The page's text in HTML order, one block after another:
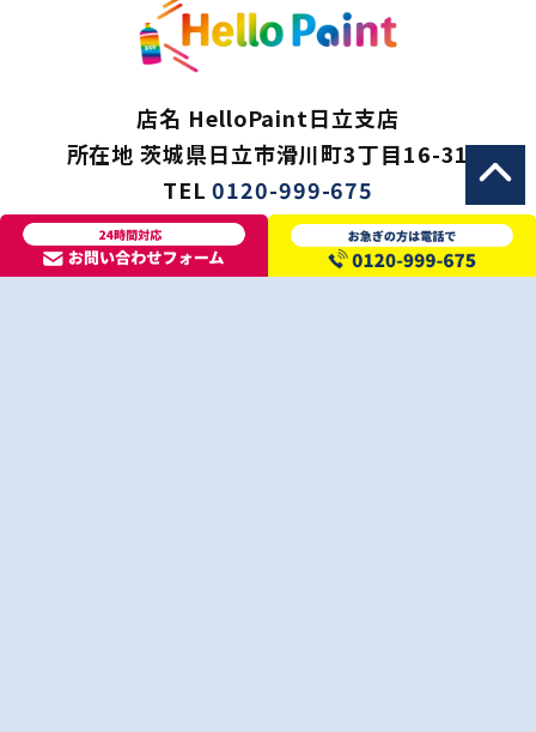
店名 HelloPaint日立支店
所在地 茨城県日立市滑川町3丁目16-31
TEL0120-999-675
受付時間 9:00~18:00